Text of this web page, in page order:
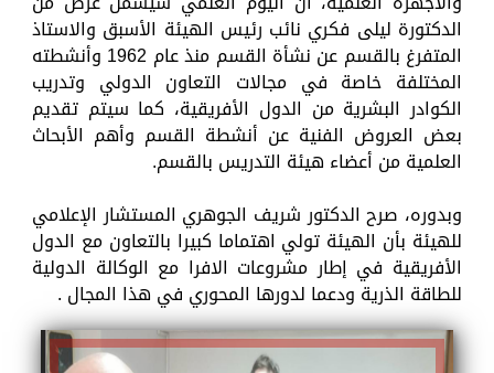
الدكتورة ليلى فكري نائب رئيس الهيئة الأسبق والاستاذ
المتفرغ بالقسم عن نشأة القسم منذ عام 1962 وأنشطته
المختلفة خاصة في مجالات التعاون الدولي وتدريب
الكوادر البشرية من الدول الأفريقية، كما سيتم تقديم
بعض العروض الفنية عن أنشطة القسم وأهم الأبحاث
العلمية من أعضاء هيئة التدريس بالقسم.
وبدوره، صرح الدكتور شريف الجوهري المستشار الإعلامي
للهيئة بأن الهيئة تولي اهتماما كبيرا بالتعاون مع الدول
الأفريقية في إطار مشروعات الافرا مع الوكالة الدولية
للطاقة الذرية ودعما لدورها المحوري في هذا المجال .